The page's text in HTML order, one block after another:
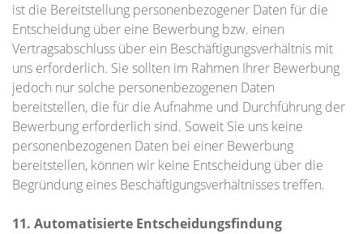
ist die Bereitstellung personenbezogener Daten für die
Entscheidung über eine Bewerbung bzw. einen
Vertragsabschluss über ein Beschäftigungsverhältnis mit
uns erforderlich. Sie sollten im Rahmen Ihrer Bewerbung
jedoch nur solche personenbezogenen Daten
bereitstellen, die für die Aufnahme und Durchführung der
Bewerbung erforderlich sind. Soweit Sie uns keine
personenbezogenen Daten bei einer Bewerbung
bereitstellen, können wir keine Entscheidung über die
Begründung eines Beschäftigungsverhältnisses treffen.
11. Automatisierte Entscheidungsfindung